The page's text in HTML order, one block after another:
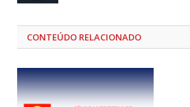
CONTEÚDO RELACIONADO